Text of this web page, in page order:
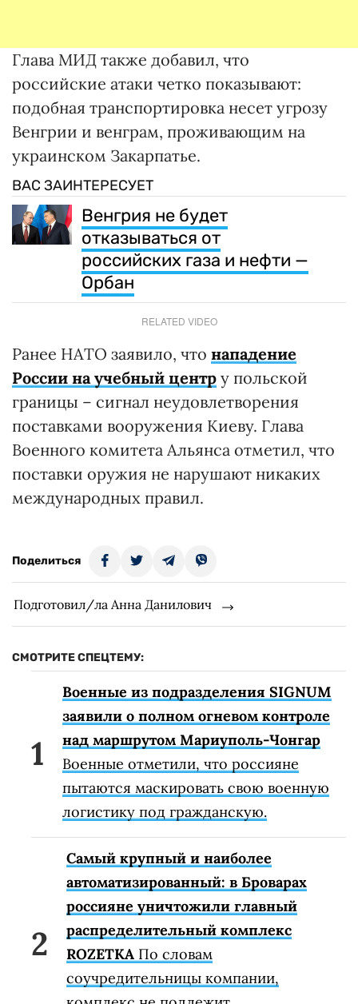
Глава МИД также добавил, что
российские атаки четко показывают:
подобная транспортировка несет угрозу
Венгрии и венграм, проживающим на
украинском Закарпатье.
ВАС ЗАИНТЕРЕСУЕТ
Венгрия не будет
отказываться от
российских газа и нефти —
Орбан
RELATED VIDEO
Ранее НАТО заявило, что нападение
России на учебный центр у польской
границы – сигнал неудовлетворения
поставками вооружения Киеву. Глава
Военного комитета Альянса отметил, что
поставки оружия не нарушают никаких
международных правил.
Поделиться
Подготовил/ла Анна Данилович
СМОТРИТЕ СПЕЦТЕМУ:
Военные из подразделения SIGNUM
заявили о полном огневом контроле
над маршрутом Мариуполь-Чонгар
Военные отметили, что россияне
пытаются маскировать свою военную
логистику под гражданскую.
Самый крупный и наиболее
автоматизированный: в Броварах
россияне уничтожили главный
распределительный комплекс
ROZETKA По словам
соучредительницы компании,